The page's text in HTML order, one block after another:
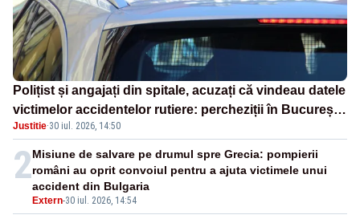
Polițist și angajați din spitale, acuzați că vindeau datele
victimelor accidentelor rutiere: percheziții în București
și Ilfov
Justitie·30 iul. 2026, 14:50
2
Extern-30 iul. 2026, 14:54
Misiune de salvare pe drumul spre Grecia: pompierii
români au oprit convoiul pentru a ajuta victimele unui
accident din Bulgaria